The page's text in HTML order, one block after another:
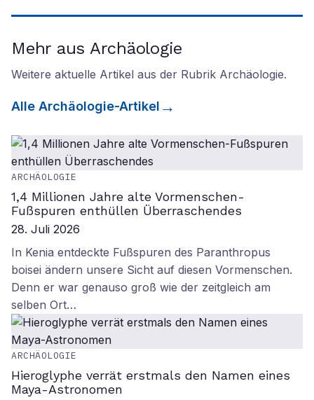
Mehr aus Archäologie
Weitere aktuelle Artikel aus der Rubrik Archäologie.
Alle Archäologie-Artikel
ARCHÄOLOGIE
1,4 Millionen Jahre alte Vormenschen-
Fußspuren enthüllen Überraschendes
28. Juli 2026
In Kenia entdeckte Fußspuren des Paranthropus
boisei ändern unsere Sicht auf diesen Vormenschen.
Denn er war genauso groß wie der zeitgleich am
selben Ort…
ARCHÄOLOGIE
Hieroglyphe verrät erstmals den Namen eines
Maya-Astronomen